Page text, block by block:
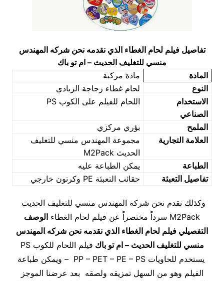
تفاصيل فيلم لحام الغطاء الذي نقدمه نحن شركه المهندس
منسي للتغليف الحديث – ام تو باك
المادة
مادة مركبة
النوع
لحام غطاء زجاجة الزبادي
الاستخدام
الصناعي
اللحام للفيلم على الكوب PS
الملمح
بؤري مركزي
العلامة التجارية
مجموعة المهندس منسي للتغليف
الحديث M2Pack
الطباعة
يمكن الطباعة عليه
تفاصيل التعبئة
حقائب التعبئة PE وكرتون خارجي
وكذلك نقدم نحن شركه المهندس منسي للتغليف الحديث
M2Pack سرداً مختصراً عن فيلم لحام الغطاء
الوصف
التفصيلي فيلم لحام الغطاء الذي نقدمه نحن شركه المهندس
منسي للتغليف الحديث – ام تو باك
فيلم اللحام للكوب PS
يستخدم للحاويات PP – PET – PE – PS – ويمكن طباعة
الفيلم وهو من السهل تمزيقه ولصقه بعد عرضنا الموجز